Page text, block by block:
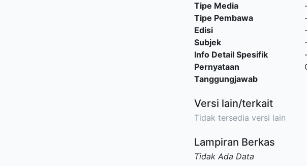
Tipe Media
Tipe Pembawa
Edisi
Subjek
Info Detail Spesifik
Pernyataan
Tanggungjawab
Versi lain/terkait
Tidak tersedia versi lain
Lampiran Berkas
Tidak Ada Data